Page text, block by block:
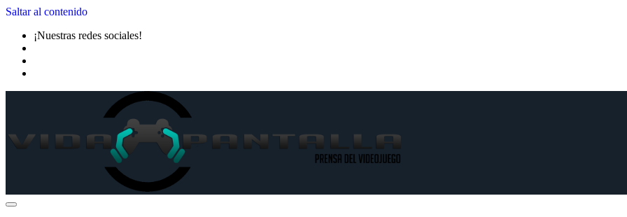
Saltar al contenido
¡Nuestras redes sociales!